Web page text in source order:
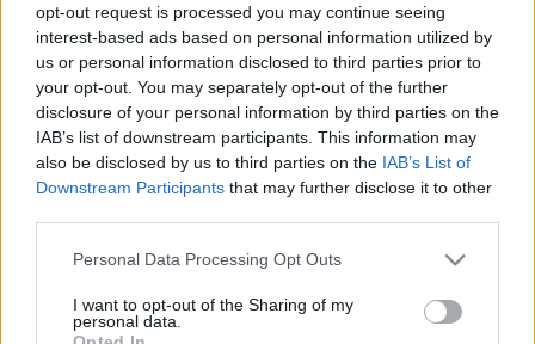
opt-out request is processed you may continue seeing
interest-based ads based on personal information utilized by
us or personal information disclosed to third parties prior to
your opt-out. You may separately opt-out of the further
disclosure of your personal information by third parties on the
IAB’s list of downstream participants. This information may
also be disclosed by us to third parties on the IAB’s List of
Downstream Participants that may further disclose it to other
Please note that this website/app uses one or more Google
not limited to your visit or usage behaviour. You may click to
grant or deny consent to Google and its third-party tags to
Personal Data Processing Opt Outs
I want to opt-out of the Sharing of my
personal data.
Mert hát ez az ember Zeffirellihez való viszonya, nem
tudok segíteni rajta, és most már nem is akarok.
Átlátni a mesterkedésein, hogy halmozza a szép
embereket, szép tárgyakat, a sztárokat és sztárnőket,
mégsem lehet kivonni magunkat a hatása alól. Ince
pápa úgy jön le a lépcsőn, ahogy a Napfivér,
mintha valami pogány sztori volna, holott épp
ellenkezőleg), Verdi Otellója úgy tagadja meg